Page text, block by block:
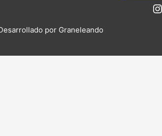
Instagram
por Graneleando